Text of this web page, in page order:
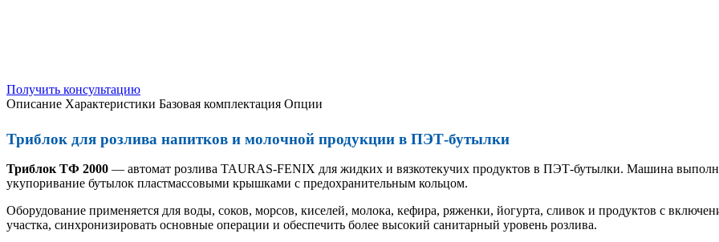
Получить консультацию
Описание Характеристики Базовая комплектация Опции
Триблок для розлива напитков и молочной продукции в ПЭТ-бутылки
Триблок ТФ 2000 — автомат розлива TAURAS-FENIX для жидких и вязкотекучих продуктов в ПЭТ-бутылки. Машина
укупоривание бутылок пластмассовыми крышками с предохранительным кольцом.
Оборудование применяется для воды, соков, морсов, киселей, молока, кефира, ряженки, йогурта, сливок и продуктов с
участка, синхронизировать основные операции и обеспечить более высокий санитарный уровень розлива.